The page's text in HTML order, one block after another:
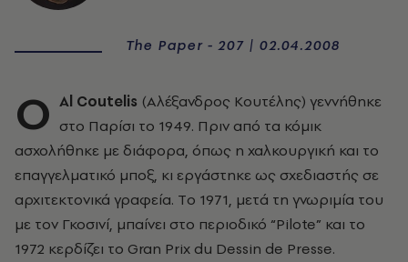
The Paper - 207 | 02.04.2008
Ο Al Coutelis (Aλέξανδρος Kουτέλης) γεννήθηκε
στο Παρίσι το 1949. Πριν από τα κόμικ
ασχολήθηκε με διάφορα, όπως η χαλκουργική και το
επαγγελματικό μποξ, κι εργάστηκε ως σχεδιαστής σε
αρχιτεκτονικά γραφεία. Tο 1971, μετά τη γνωριμία του
με τον Γκοσινί, μπαίνει στο περιοδικό “Pilote” και το
1972 κερδίζει το Gran Prix du Dessin de Presse.